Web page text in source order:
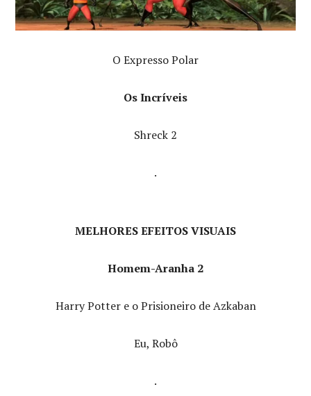
O Expresso Polar
Os Incríveis
Shreck 2
.
MELHORES EFEITOS VISUAIS
Homem-Aranha 2
Harry Potter e o Prisioneiro de Azkaban
Eu, Robô
.